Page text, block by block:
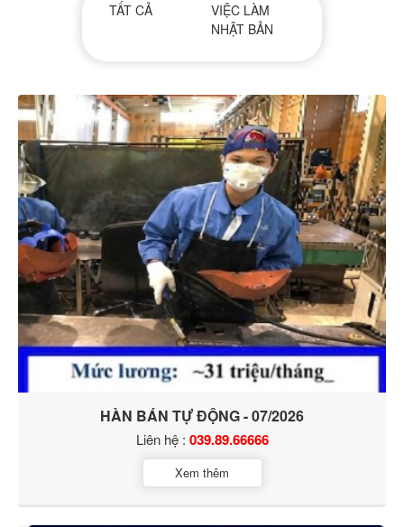
TẤT CẢ
VIỆC LÀM
NHẬT BẢN
HÀN BÁN TỰ ĐỘNG - 07/2026
Liên hệ : 039.89.66666
Xem thêm